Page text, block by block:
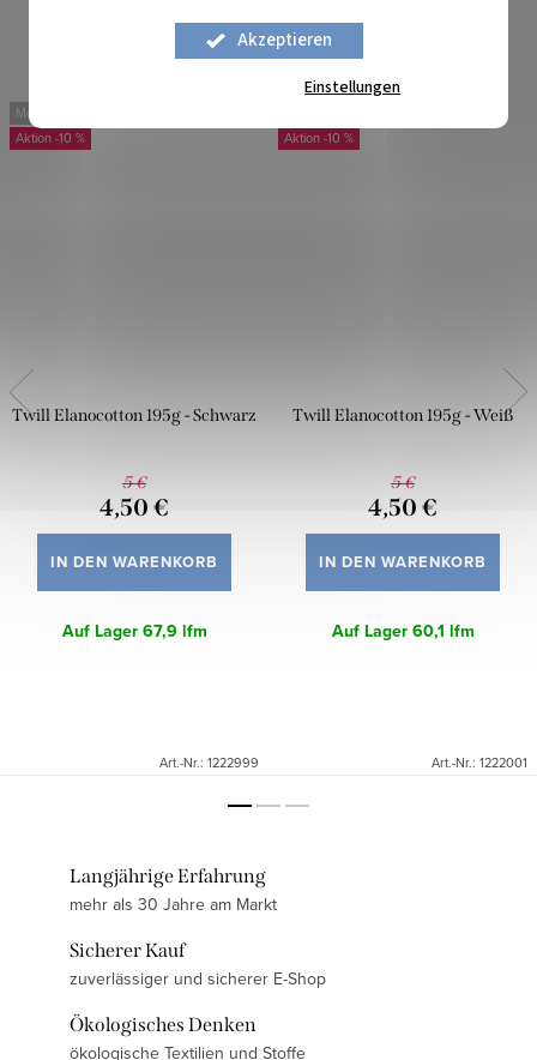
Akzeptieren
Einstellungen
Mehr für weniger
-10 %
Twill Elanocotton 195g - Schwarz
5 €
4,50 €
IN DEN WARENKORB
Auf Lager67,9 lfm
Art.-Nr.: 1222999
-10 %
Twill Elanocotton 195g - Weiß
5 €
4,50 €
IN DEN WARENKORB
Auf Lager60,1 lfm
Art.-Nr.: 1222001
Langjährige Erfahrung
mehr als 30 Jahre am Markt
Sicherer Kauf
zuverlässiger und sicherer E-Shop
Ökologisches Denken
ökologische Textilien und Stoffe